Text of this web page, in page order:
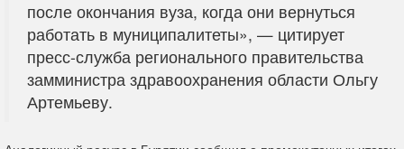
после окончания вуза, когда они вернуться
работать в муниципалитеты», — цитирует
пресс-служба регионального правительства
замминистра здравоохранения области Ольгу
Артемьеву.